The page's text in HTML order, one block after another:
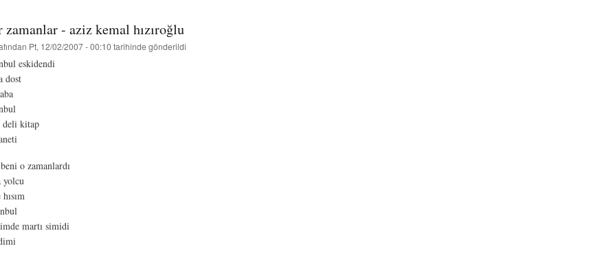
- aziz kemal hızıroğlu
Pt, 12/02/2007 - 00:10 tarihinde gönderildi
eskidendi
dost
deli kitap
o zamanlardı
yolcu
martı simidi